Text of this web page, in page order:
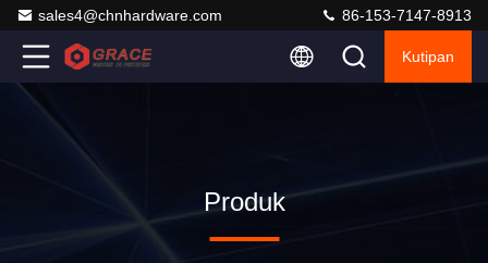
sales4@chnhardware.com 86-153-7147-8913
Kutipan
Produk